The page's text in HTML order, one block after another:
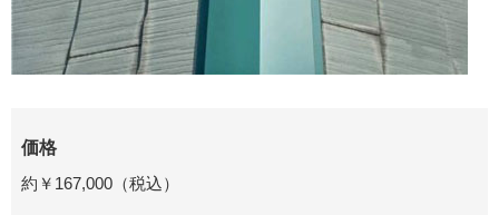
価格
約￥167,000（税込）